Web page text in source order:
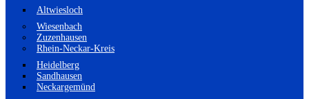
Altwiesloch
Wiesenbach
Zuzenhausen
Rhein-Neckar-Kreis
Heidelberg
Sandhausen
Neckargemünd